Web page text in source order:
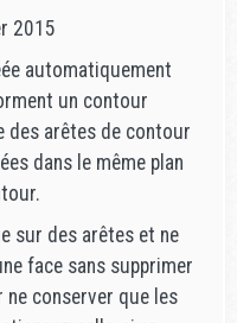
2015
automatiquement
un contour
des arêtes de contour
dans le même plan
sur des arêtes et ne
face sans supprimer
conserver que les